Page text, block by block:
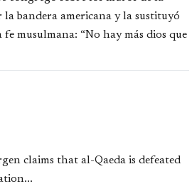
la bandera americana y la sustituyó
musulmana: “No hay más dios que
claims that al-Qaeda is defeated